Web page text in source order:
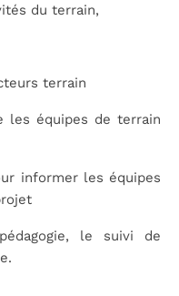
du terrain,
terrain
les équipes de terrain
informer les équipes
le suivi de